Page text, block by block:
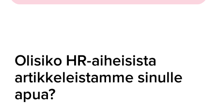
Olisiko HR-aiheisista
artikkeleistamme sinulle
apua?